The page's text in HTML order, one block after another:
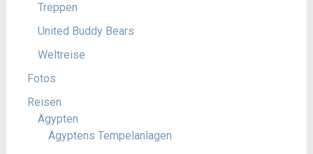
Treppen
United Buddy Bears
Weltreise
Fotos
Reisen
Ägypten
Ägyptens Tempelanlagen